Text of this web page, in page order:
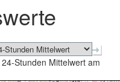
schließen
Stunden Mittelwert am